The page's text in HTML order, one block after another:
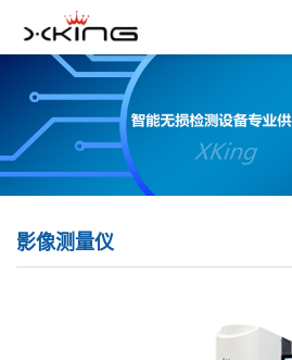
影像测量仪